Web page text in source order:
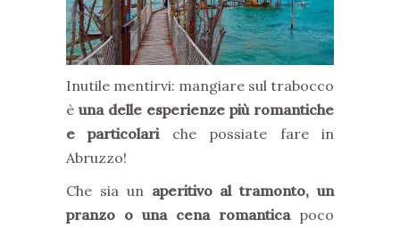
Inutile mentirvi: mangiare sul trabocco
è una delle esperienze più romantiche
e particolariche possiate fare in
Abruzzo!
Che sia un aperitivo al tramonto, un
pranzo o una cena romanticapoco